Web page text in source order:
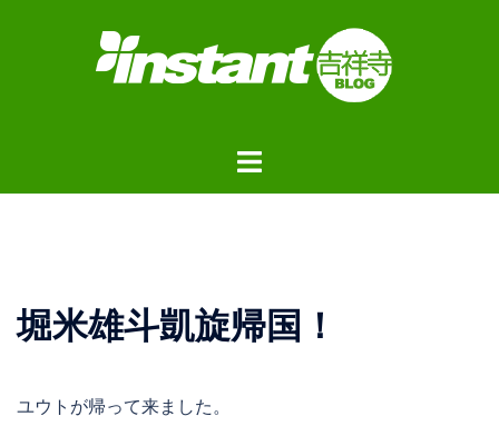
ト
ー
堀米雄斗凱旋帰国！
ユウトが帰って来ました。